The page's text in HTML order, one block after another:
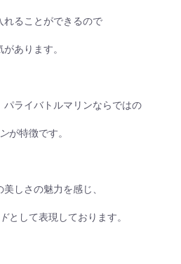
れることができるので
があります。
パライバトルマリンならではの
が特徴です。
しさの魅力を感じ、
として表現しております。